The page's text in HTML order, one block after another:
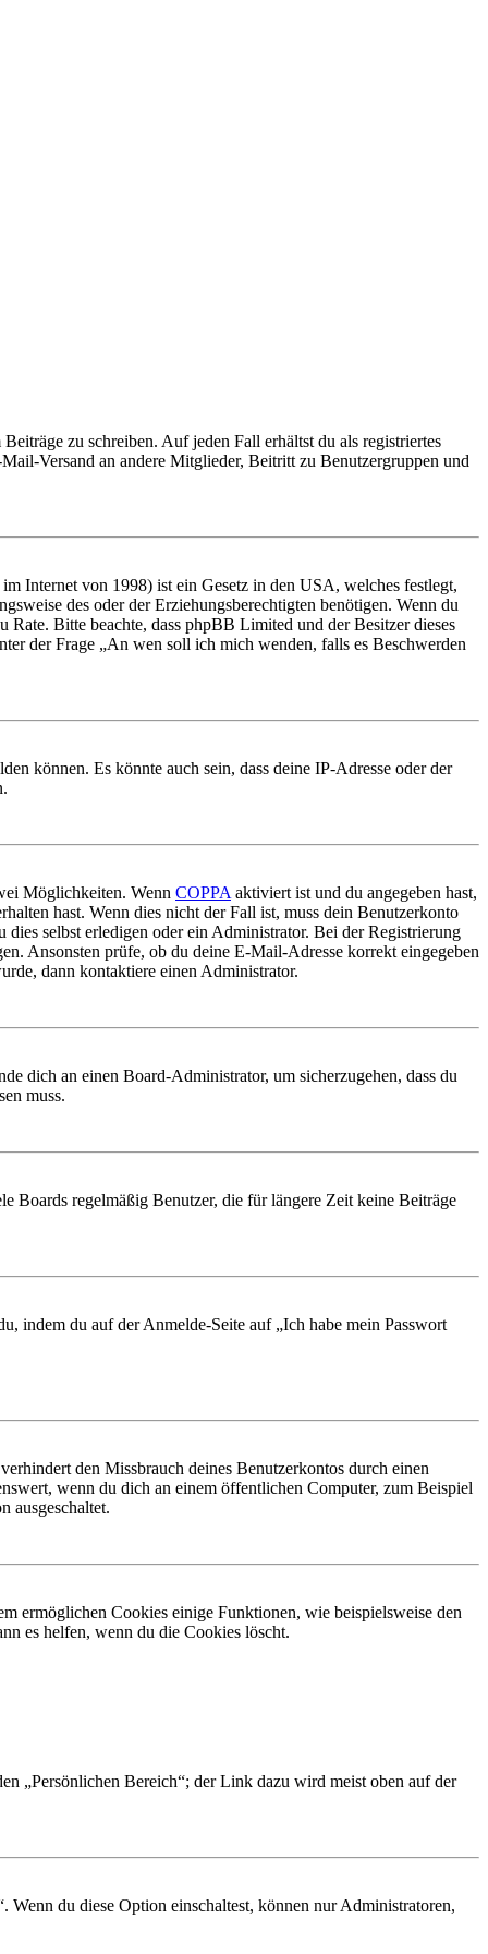
zu schreiben. Auf jeden Fall erhältst du als registriertes
Versand an andere Mitglieder, Beitritt zu Benutzergruppen und
Internet von 1998) ist ein Gesetz in den USA, welches festlegt,
des oder der Erziehungsberechtigten benötigen. Wenn du
Bitte beachte, dass phpBB Limited und der Besitzer dieses
der Frage „An wen soll ich mich wenden, falls es Beschwerden
können. Es könnte auch sein, dass deine IP-Adresse oder der
Möglichkeiten. Wenn COPPA aktiviert ist und du angegeben hast,
hast. Wenn dies nicht der Fall ist, muss dein Benutzerkonto
selbst erledigen oder ein Administrator. Bei der Registrierung
Ansonsten prüfe, ob du deine E-Mail-Adresse korrekt eingegeben
dann kontaktiere einen Administrator.
dich an einen Board-Administrator, um sicherzugehen, dass du
muss.
Boards regelmäßig Benutzer, die für längere Zeit keine Beiträge
indem du auf der Anmelde-Seite auf „Ich habe mein Passwort
den Missbrauch deines Benutzerkontos durch einen
wenn du dich an einem öffentlichen Computer, zum Beispiel
ausgeschaltet.
ermöglichen Cookies einige Funktionen, wie beispielsweise den
es helfen, wenn du die Cookies löscht.
„Persönlichen Bereich“; der Link dazu wird meist oben auf der
du diese Option einschaltest, können nur Administratoren,